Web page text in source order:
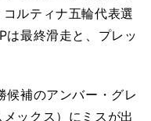
ルティナ五輪代表選
は最終滑走と、プレッ
補のアンバー・グレ
ックス）にミスが出